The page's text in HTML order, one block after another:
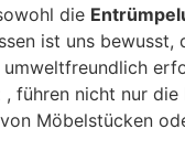
die
ist uns bewusst,
führen nicht nur die
Möbelstücken